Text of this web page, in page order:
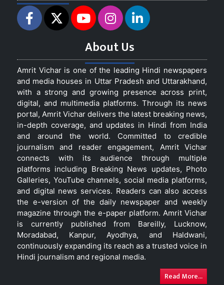
About Us
Amrit Vichar is one of the leading Hindi newspapers
and media houses in Uttar Pradesh and Uttarakhand,
with a strong and growing presence across print,
digital, and multimedia platforms. Through its news
portal, Amrit Vichar delivers the latest breaking news,
in-depth coverage, and updates in Hindi from India
and around the world. Committed to credible
journalism and reader engagement, Amrit Vichar
connects with its audience through multiple
platforms including Breaking News updates, Photo
Galleries, YouTube channels, social media platforms,
and digital news services. Readers can also access
the e-version of the daily newspaper and weekly
magazine through the e-paper platform. Amrit Vichar
is currently published from Bareilly, Lucknow,
Moradabad, Kanpur, Ayodhya, and Haldwani,
continuously expanding its reach as a trusted voice in
Hindi journalism and regional media.
Read More...